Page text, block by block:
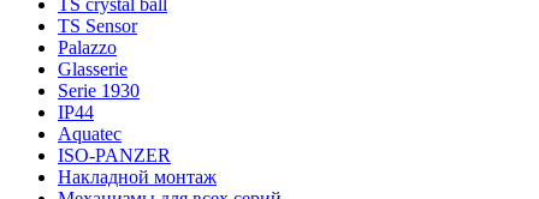
TS crystal ball
TS Sensor
Palazzo
Glasserie
Serie 1930
IP44
Aquatec
ISO-PANZER
Накладной монтаж